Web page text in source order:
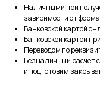
Наличными при
зависимости от
Банковской картой
Банковской картой
Переводом по
Безналичный расчёт
и подготовим
Разделы
Классические Сплит-Системы
Инверторные Сплит-Системы
Тепловые насосы
Полупромышленные